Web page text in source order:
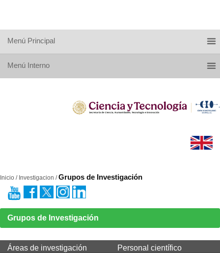
Menú Principal
Menú Interno
Inicio / Investigacion /Grupos de Investigación
Grupos de Investigación
Áreas de investigación
Personal científico